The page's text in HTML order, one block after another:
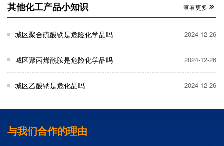
其他化工产品小知识 查看更多
城区聚合硫酸铁是危险化学品吗 2024-12-26
城区聚丙烯酰胺是危险化学品吗 2024-12-26
城区乙酸钠是危化品吗 2024-12-26
与我们合作的理由